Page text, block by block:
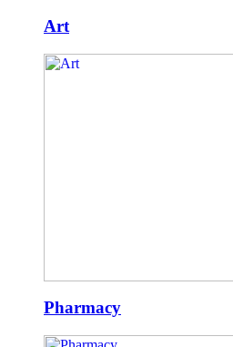
Art
Pharmacy